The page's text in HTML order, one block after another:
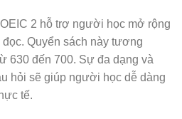
2 hỗ trợ người học mở rộng
Quyển sách này tương
630 đến 700. Sự đa dạng và
hỏi sẽ giúp người học dễ dàng
tế.